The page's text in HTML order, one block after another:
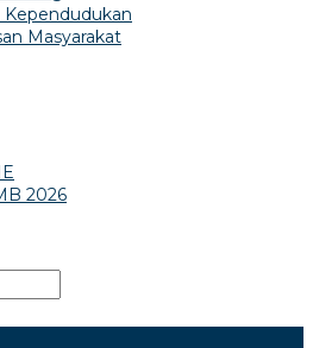
Kependudukan
Masyarakat
2026